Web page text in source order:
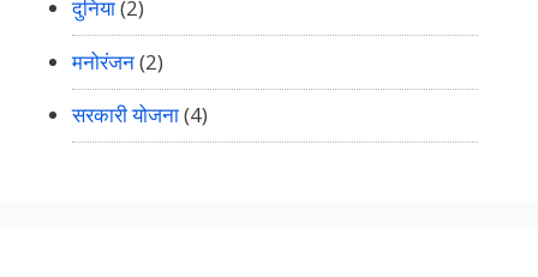
दुनिया(2)
मनोरंजन(2)
सरकारी योजना(4)